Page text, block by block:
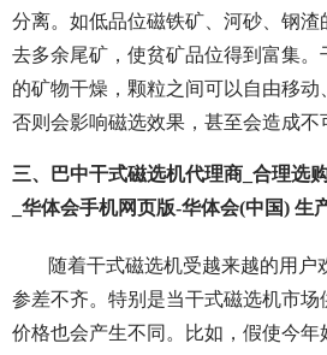
分离。如低品位磁铁矿、河砂、钢
去多余尾矿，使贫矿品位得到富集
的矿物干燥，颗粒之间可以自由移动
否则会影响磁选效果，甚至会造成不
三、巴中干式磁选机代理商_合理选
_华体会手机网页版-华体会(中国) 生
随着干式磁选机受越来越的用户
参差不齐。特别是当干式磁选机市场
价格也会产生不同。比如，假使今年